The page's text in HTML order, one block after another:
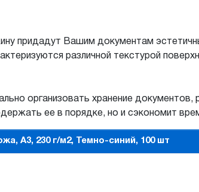
придадут Вашим документам
различной текстурой
организовать хранение документов,
ее в порядке, но и сэкономит
A3, 230 г/м2, Темно-синий, 100 шт